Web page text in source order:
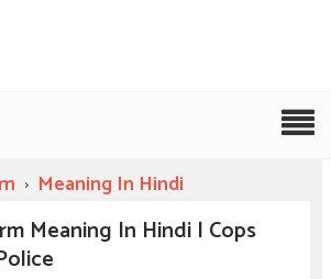
› Meaning In Hindi
Meaning In Hindi | Cops